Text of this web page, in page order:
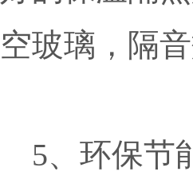
空玻璃，隔
5、环保节